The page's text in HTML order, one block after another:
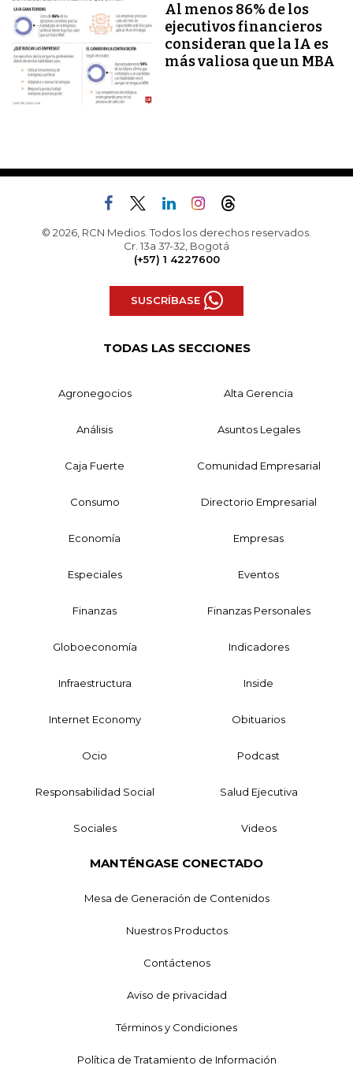
Al menos 86% de los
ejecutivos financieros
consideran que la IA es
más valiosa que un MBA
© 2026, RCN Medios. Todos los derechos reservados.
Cr. 13a 37-32, Bogotá
(+57) 1 4227600
SUSCRÍBASE
TODAS LAS SECCIONES
Agronegocios Alta Gerencia
Análisis Asuntos Legales
Caja Fuerte Comunidad Empresarial
Consumo Directorio Empresarial
Economía Empresas
Especiales Eventos
Finanzas Finanzas Personales
Globoeconomía Indicadores
Infraestructura Inside
Internet Economy Obituarios
Ocio Podcast
Responsabilidad Social Salud Ejecutiva
Sociales Videos
MANTÉNGASE CONECTADO
Mesa de Generación de Contenidos
Nuestros Productos
Contáctenos
Aviso de privacidad
Términos y Condiciones
Política de Tratamiento de Información